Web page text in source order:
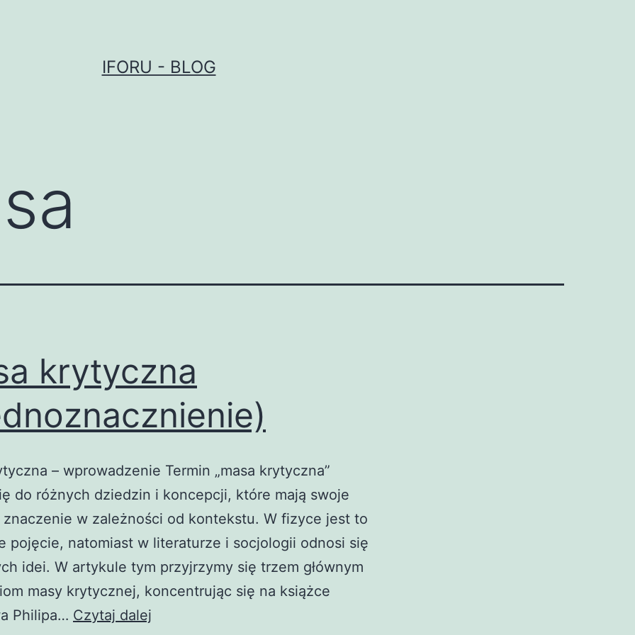
IFORU - BLOG
krytyczna
– wprowadzenie Termin „masa krytyczna”
do różnych dziedzin i koncepcji, które mają swoje
znaczenie w zależności od kontekstu. W fizyce jest to
pojęcie, natomiast w literaturze i socjologii odnosi się
idei. W artykule tym przyjrzymy się trzem głównym
masy krytycznej, koncentrując się na książce
Philipa… Czytaj dalej